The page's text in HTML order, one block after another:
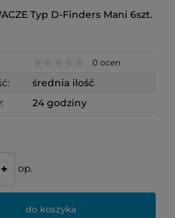
Typ D-Finders Mani 6szt.
0 ocen
średnia ilość
24 godziny
+ op.
do koszyka